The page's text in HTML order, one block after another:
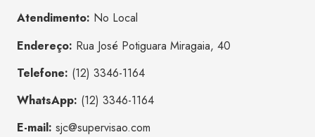
Atendimento: No Local
Endereço: Rua José Potiguara Miragaia, 40
Telefone: (12) 3346-1164
WhatsApp: (12) 3346-1164
E-mail: sjc@supervisao.com